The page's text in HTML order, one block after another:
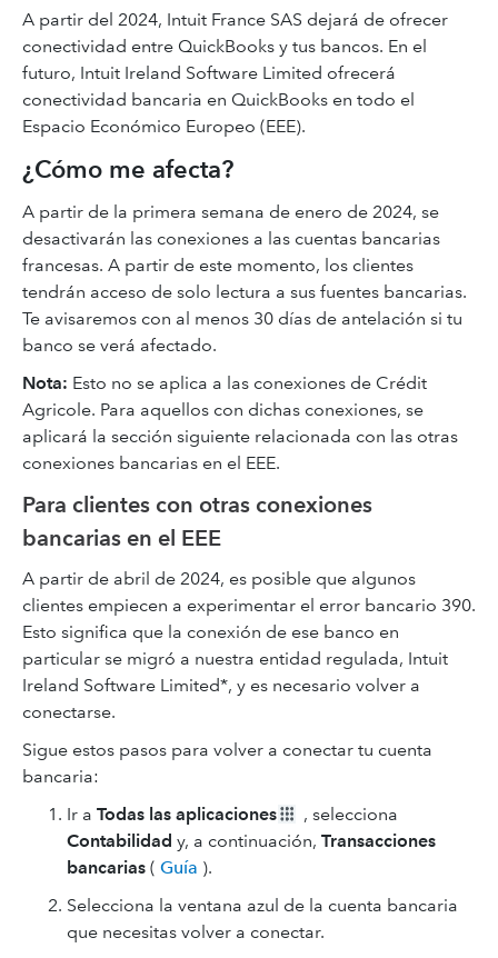
A partir del 2024, Intuit France SAS dejará de ofrecer
conectividad entre QuickBooks y tus bancos. En el
futuro, Intuit Ireland Software Limited ofrecerá
conectividad bancaria en QuickBooks en todo el
Espacio Económico Europeo (EEE).
¿Cómo me afecta?
A partir de la primera semana de enero de 2024, se
desactivarán las conexiones a las cuentas bancarias
francesas. A partir de este momento, los clientes
tendrán acceso de solo lectura a sus fuentes bancarias.
Te avisaremos con al menos 30 días de antelación si tu
banco se verá afectado.
Nota: Esto no se aplica a las conexiones de Crédit
Agricole. Para aquellos con dichas conexiones, se
aplicará la sección siguiente relacionada con las otras
conexiones bancarias en el EEE.
Para clientes con otras conexiones
bancarias en el EEE
A partir de abril de 2024, es posible que algunos
clientes empiecen a experimentar el error bancario 390.
Esto significa que la conexión de ese banco en
particular se migró a nuestra entidad regulada, Intuit
Ireland Software Limited*, y es necesario volver a
conectarse.
Sigue estos pasos para volver a conectar tu cuenta
bancaria:
Ir a Todas las aplicaciones
, selecciona
Contabilidad y, a continuación, Transacciones
bancarias ( Guía ).
Selecciona la ventana azul de la cuenta bancaria
que necesitas volver a conectar.